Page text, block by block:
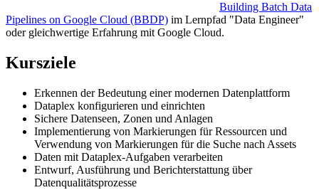
Building Batch Data
Pipelines on Google Cloud (BBDP) im Lernpfad "Data Engineer"
oder gleichwertige Erfahrung mit Google Cloud.
Kursziele
Erkennen der Bedeutung einer modernen Datenplattform
Dataplex konfigurieren und einrichten
Sichere Datenseen, Zonen und Anlagen
Implementierung von Markierungen für Ressourcen und
Verwendung von Markierungen für die Suche nach Assets
Daten mit Dataplex-Aufgaben verarbeiten
Entwurf, Ausführung und Berichterstattung über
Datenqualitätsprozesse